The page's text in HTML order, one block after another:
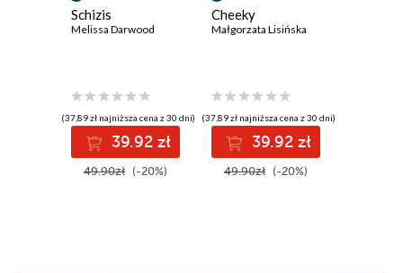
Schizis
Melissa Darwood
(37,89 zł najniższa cena z 30 dni)
39.92 zł
49.90zł (-20%)
Cheeky
Małgorzata Lisińska
(37,89 zł najniższa cena z 30 dni)
39.92 zł
49.90zł (-20%)